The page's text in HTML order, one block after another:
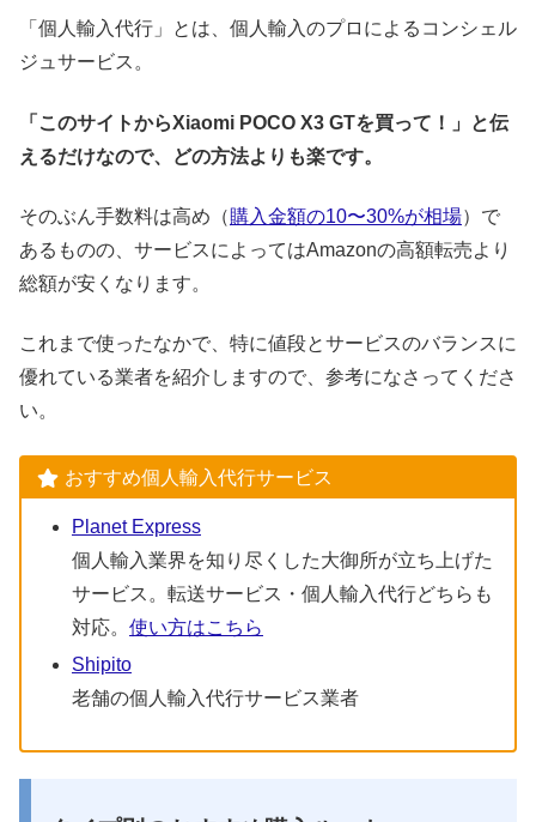
「個人輸入代行」とは、個人輸入のプロによるコンシェル
ジュサービス。
「このサイトからXiaomi POCO X3 GTを買って！」と伝
えるだけなので、どの方法よりも楽です。
そのぶん手数料は高め（購入金額の10〜30%が相場）で
あるものの、サービスによってはAmazonの高額転売より
総額が安くなります。
これまで使ったなかで、特に値段とサービスのバランスに
優れている業者を紹介しますので、参考になさってくださ
い。
おすすめ個人輸入代行サービス
Planet Express
個人輸入業界を知り尽くした大御所が立ち上げた
サービス。転送サービス・個人輸入代行どちらも
対応。 使い方はこちら
Shipito
老舗の個人輸入代行サービス業者